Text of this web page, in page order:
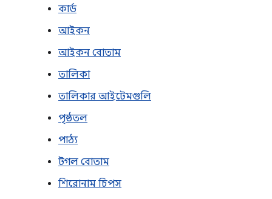
কার্ড
আইকন
আইকন বোতাম
তালিকা
তালিকার আইটেমগুলি
পৃষ্ঠতল
পাঠ্য
টগল বোতাম
শিরোনাম চিপস